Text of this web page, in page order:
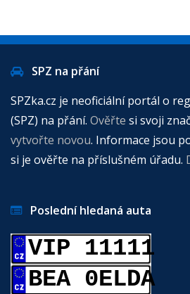
SPZ na přání
SPZka.cz je neoficiální portál o
(SPZ) na přání. Ověřte si svoji
vytvořte novou. Informace jsou
si je ověřte na příslušném úřadu.
Poslední hledaná auta
VIP 11111
BEA 0ELDA